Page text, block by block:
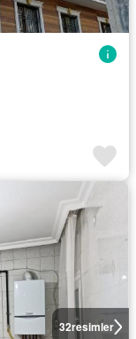
32resimler